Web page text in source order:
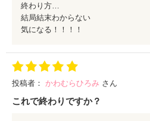
終わり方…
結局結末わからない
気になる！！！！
投稿者： かわむらひろみ さん
これで終わりですか？